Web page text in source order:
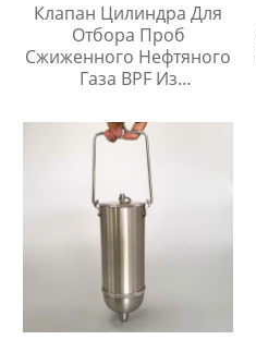
Клапан Цилиндра Для
Отбора Проб
Сжиженного Нефтяного
Газа BPF Из